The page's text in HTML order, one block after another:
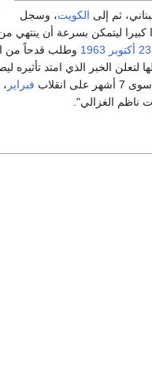
الكويت، وسجل
كبيرا ليتمكن بسرعة أن ينتهي
23 أكتوبر 1963 وطلب قدحاً من
الخبر الذي امتد تأثيره
فبراير
ناظم الغزالي".